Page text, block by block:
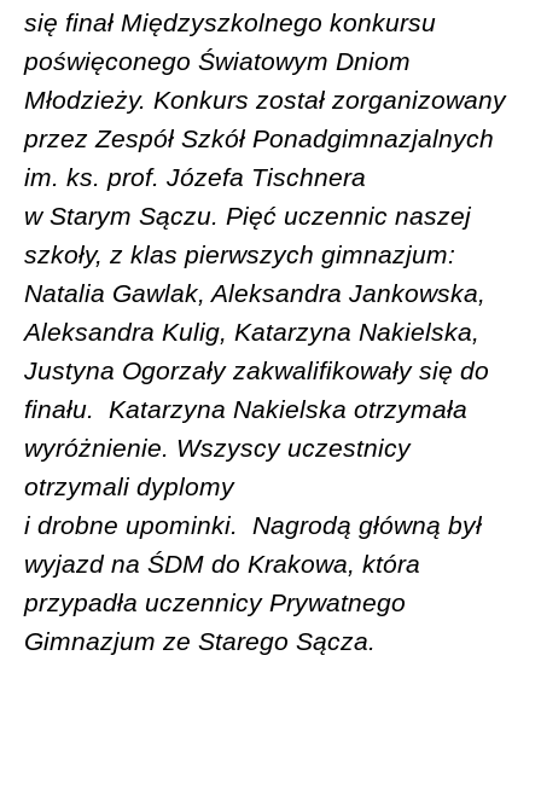
się finał Międzyszkolnego konkursu
poświęconego Światowym Dniom
Młodzieży. Konkurs został zorganizowany
przez Zespół Szkół Ponadgimnazjalnych
im. ks. prof. Józefa Tischnera
w Starym Sączu. Pięć uczennic naszej
szkoły, z klas pierwszych gimnazjum:
Natalia Gawlak, Aleksandra Jankowska,
Aleksandra Kulig, Katarzyna Nakielska,
Justyna Ogorzały zakwalifikowały się do
finału.
Katarzyna Nakielska otrzymała
wyróżnienie. Wszyscy uczestnicy
otrzymali dyplomy
i drobne upominki.
Nagrodą główną był
wyjazd na ŚDM do Krakowa, która
przypadła uczennicy Prywatnego
Gimnazjum ze Starego Sącza.